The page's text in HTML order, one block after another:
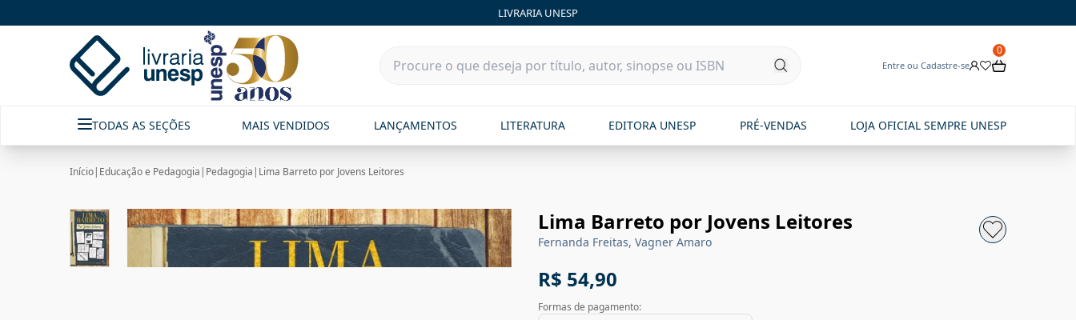
LIVRARIA UNESP
Entre ou Cadastre-se
0
TODAS AS SEÇÕES MAIS VENDIDOS LANÇAMENTOS LITERATURA EDITORA UNESP PRÉ-VENDAS LOJA OFICIAL SEMPRE UNESP
Início| Educação e Pedagogia | Pedagogia | Lima Barreto por Jovens Leitores
Lima Barreto por Jovens Leitores
Fernanda Freitas, Vagner Amaro
R$ 54,90
Formas de pagamento: